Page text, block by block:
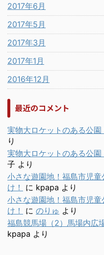
2017年6月
2017年5月
2017年3月
2017年1月
2016年12月
最近のコメント
実物大ロケットのある公
り
実物大ロケットのある公
子 より
小さな遊園地！福島市児
け！
に kpapa より
小さな遊園地！福島市児
け！
に のりゅ より
福島競馬場（2）馬場内広
kpapa より